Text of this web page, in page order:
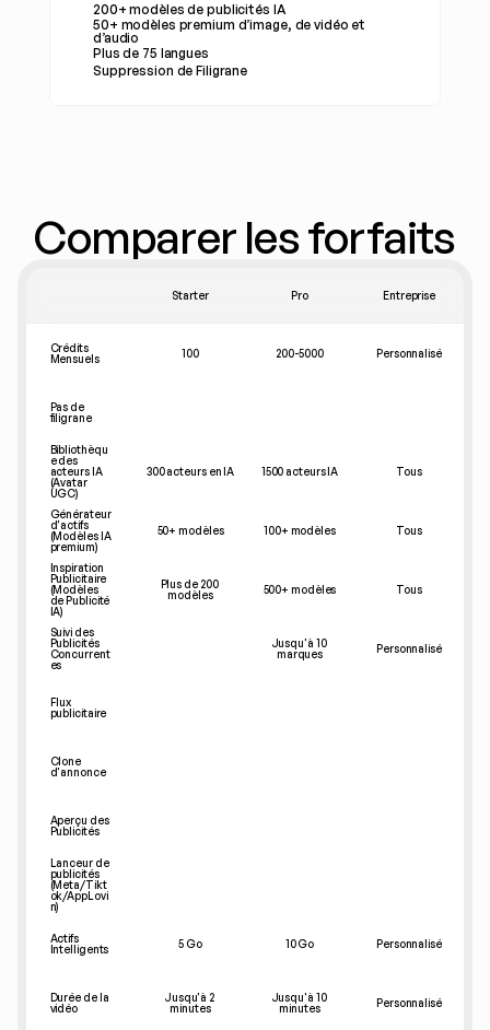
200+ modèles de publicités IA
50+ modèles premium d’image, de vidéo et
d’audio
Plus de 75 langues
Suppression de Filigrane
Comparer les forfaits
Starter Pro Entreprise
Crédits
Mensuels
100 200-5000 Personnalisé
Pas de
filigrane
Bibliothèqu
e des
acteurs IA
(Avatar
UGC)
300 acteurs en IA 1500 acteurs IA Tous
Générateur
d'actifs
(Modèles IA
premium)
50+ modèles 100+ modèles Tous
Inspiration
Publicitaire
(Modèles
de Publicité
IA)
Plus de 200
modèles
500+ modèles Tous
Suivi des
Publicités
Concurrent
es
Jusqu'à 10
marques
Personnalisé
Flux
publicitaire
Clone
d'annonce
Aperçu des
Publicités
Lanceur de
publicités
(Meta/Tikt
ok/AppLovi
n)
Actifs
Intelligents
5 Go 10 Go Personnalisé
Durée de la
vidéo
Jusqu'à 2
minutes
Jusqu'à 10
minutes
Personnalisé